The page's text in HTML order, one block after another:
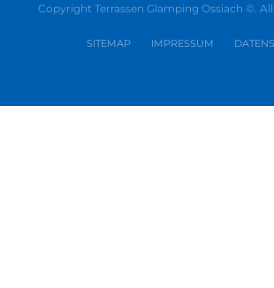
Copyright Terrassen Glamping Ossiach ©.
SITEMAP IMPRESSUM